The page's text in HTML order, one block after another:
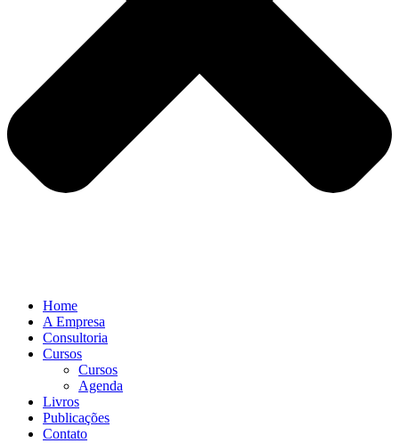
Home
A Empresa
Consultoria
Cursos
Cursos
Agenda
Livros
Publicações
Contato